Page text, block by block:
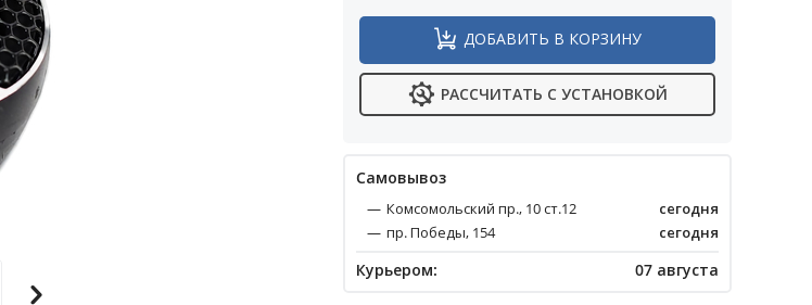
ДОБАВИТЬ В КОРЗИНУ
РАССЧИТАТЬ С УСТАНОВКОЙ
Cамовывоз
Комсомольский пр., 10 ст.12
сегодня
пр. Победы, 154
сегодня
Курьером: 07 августа